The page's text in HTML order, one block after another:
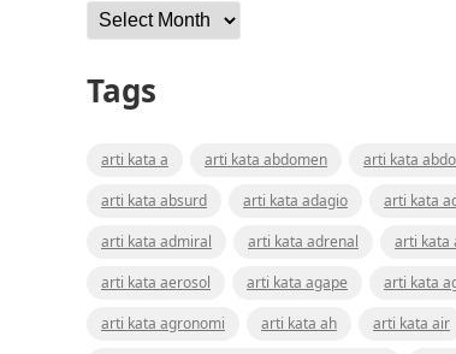
Archives
Tags
arti kata a arti kata abdomen arti kata
arti kata absurd
arti kata adagio arti kata
arti kata admiral
arti kata adrenal arti kata
arti kata aerosol
arti kata agape arti kata
arti kata agronomi
arti kata ah arti kata air